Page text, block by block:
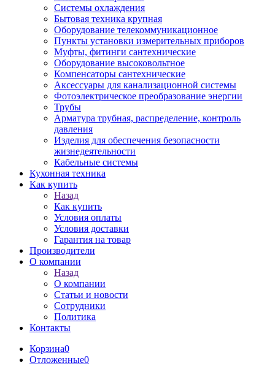
Системы охлаждения
Бытовая техника крупная
Оборудование телекоммуникационное
Пункты установки измерительных приборов
Муфты, фитинги сантехнические
Оборудование высоковольтное
Компенсаторы сантехнические
Аксессуары для канализационной системы
Фотоэлектрическое преобразование энергии
Трубы
Арматура трубная, распределение, контроль
давления
Изделия для обеспечения безопасности
жизнедеятельности
Кабельные системы
Кухонная техника
Как купить
Назад
Как купить
Условия оплаты
Условия доставки
Гарантия на товар
Производители
О компании
Назад
О компании
Статьи и новости
Сотрудники
Политика
Контакты
Корзина0
Отложенные0